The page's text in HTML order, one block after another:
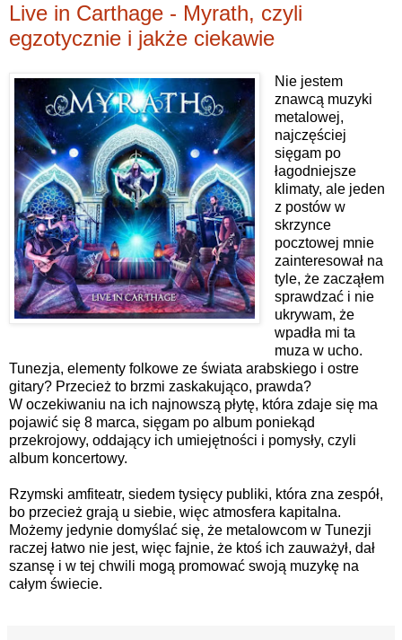
Live in Carthage - Myrath, czyli
egzotycznie i jakże ciekawie
Nie jestem
znawcą muzyki
metalowej,
najczęściej
sięgam po
łagodniejsze
klimaty, ale jeden
z postów w
skrzynce
pocztowej mnie
zainteresował na
tyle, że zacząłem
sprawdzać i nie
ukrywam, że
wpadła mi ta
muza w ucho.
Tunezja, elementy folkowe ze świata arabskiego i ostre
gitary? Przecież to brzmi zaskakująco, prawda?
W oczekiwaniu na ich najnowszą płytę, która zdaje się ma
pojawić się 8 marca, sięgam po album poniekąd
przekrojowy, oddający ich umiejętności i pomysły, czyli
album koncertowy.
Rzymski amfiteatr, siedem tysięcy publiki, która zna zespół,
bo przecież grają u siebie, więc atmosfera kapitalna.
Możemy jedynie domyślać się, że metalowcom w Tunezji
raczej łatwo nie jest, więc fajnie, że ktoś ich zauważył, dał
szansę i w tej chwili mogą promować swoją muzykę na
całym świecie.